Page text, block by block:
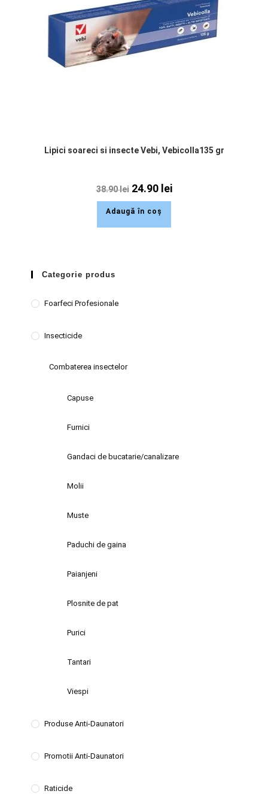
Lipici soareci si insecte Vebi, Vebicolla135 gr
38.90lei 24.90 lei
Adaugă în coș
Categorie produs
Foarfeci Profesionale
Insecticide
Combaterea insectelor
Capuse
Furnici
Gandaci de bucatarie/canalizare
Molii
Muste
Paduchi de gaina
Paianjeni
Plosnite de pat
Purici
Tantari
Viespi
Produse Anti-Daunatori
Promotii Anti-Daunatori
Raticide